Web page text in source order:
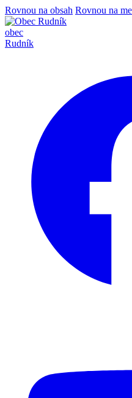
Rovnou na obsah Rovnou na
obec
Rudník